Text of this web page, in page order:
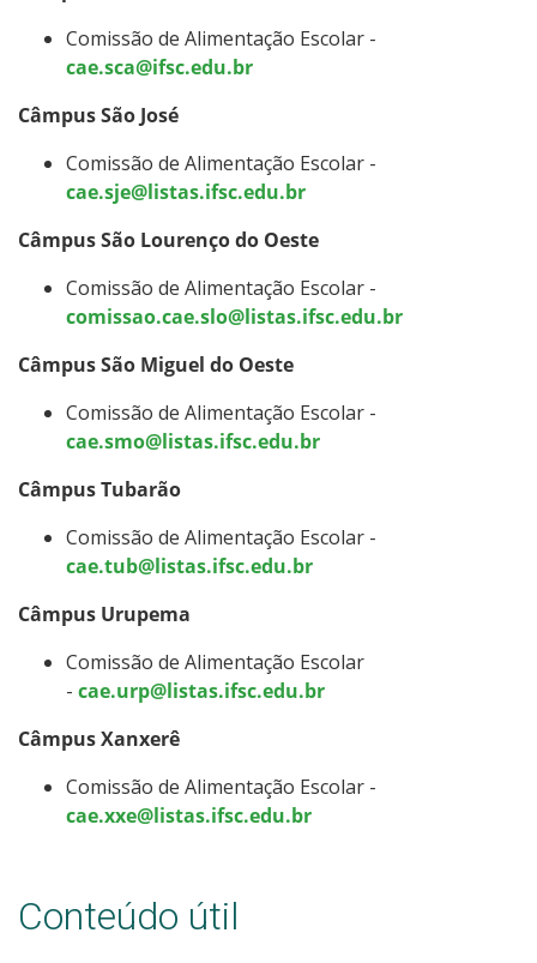
Comissão de Alimentação Escolar -
cae.sca@ifsc.edu.br
Câmpus São José
Comissão de Alimentação Escolar -
cae.sje@listas.ifsc.edu.br
Câmpus São Lourenço do Oeste
Comissão de Alimentação Escolar -
comissao.cae.slo@listas.ifsc.edu.br
Câmpus São Miguel do Oeste
Comissão de Alimentação Escolar -
cae.smo@listas.ifsc.edu.br
Câmpus Tubarão
Comissão de Alimentação Escolar -
cae.tub@listas.ifsc.edu.br
Câmpus Urupema
Comissão de Alimentação Escolar
- cae.urp@listas.ifsc.edu.br
Câmpus Xanxerê
Comissão de Alimentação Escolar -
cae.xxe@listas.ifsc.edu.br
Conteúdo útil